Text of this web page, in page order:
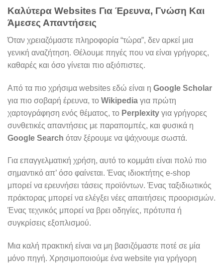
Καλύτερα Websites Για Έρευνα, Γνώση Και
Άμεσες Απαντήσεις
Όταν χρειαζόμαστε πληροφορία “τώρα”, δεν αρκεί μια
γενική αναζήτηση. Θέλουμε πηγές που να είναι γρήγορες,
καθαρές και όσο γίνεται πιο αξιόπιστες.
Από τα πιο χρήσιμα websites εδώ είναι η Google Scholar
για πιο σοβαρή έρευνα, το Wikipedia για πρώτη
χαρτογράφηση ενός θέματος, το Perplexity για γρήγορες
συνθετικές απαντήσεις με παραπομπές, και φυσικά η
Google Search όταν ξέρουμε να ψάχνουμε σωστά.
Για επαγγελματική χρήση, αυτό το κομμάτι είναι πολύ πιο
σημαντικό απ’ όσο φαίνεται. Ένας ιδιοκτήτης e-shop
μπορεί να ερευνήσει τάσεις προϊόντων. Ένας ταξιδιωτικός
πράκτορας μπορεί να ελέγξει νέες απαιτήσεις προορισμών.
Ένας τεχνικός μπορεί να βρει οδηγίες, πρότυπα ή
συγκρίσεις εξοπλισμού.
Μια καλή πρακτική είναι να μη βασιζόμαστε ποτέ σε μία
μόνο πηγή. Χρησιμοποιούμε ένα website για γρήγορη